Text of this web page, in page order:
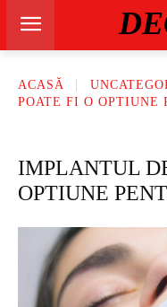
ACASĂ
POATE FI O OPTIUNE
IMPLANTUL
OPTIUNE